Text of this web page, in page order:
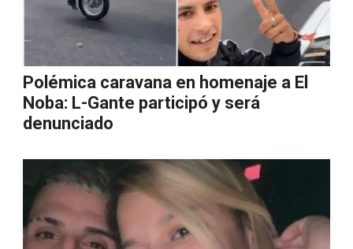
Polémica caravana en homenaje a El
Noba: L-Gante participó y será
denunciado